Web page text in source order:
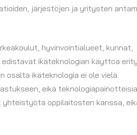
järjestöjen ja yritysten
hyvinvointialueet, kunnat,
ikäteknologian käyttöä
osalta ikäteknologia ei ole vielä
eikä teknologiapainotteisia
oppilaitosten kanssa,